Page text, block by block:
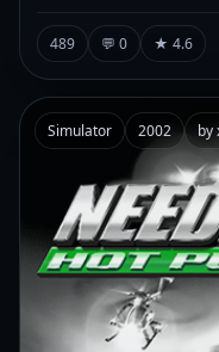
489 💬 0 ★ 4.6
Simulator 2002 by